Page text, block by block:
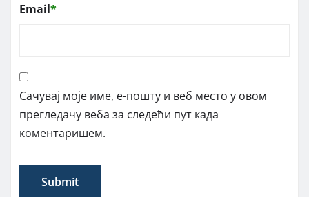
Email*
Сачувај моје име, е-пошту и веб место у овом
прегледачу веба за следећи пут када
коментаришем.